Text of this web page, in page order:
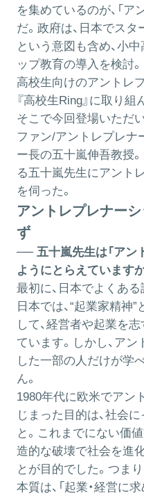
を集めているのが、「ア
だ。政府は、日本でス
という意図も含め、小
ップ教育の導入を検討
高校生向けのアントレ
『高校生Ring』に取り組
そこで今回登場いただ
ファン/アントレプレナ
ー長の五十嵐伸吾教授
る五十嵐先生にアント
を伺った。
アントレプレナー
ず
── 五十嵐先生は「アン
ようにとらえていますか
最初に、日本でよくあ
日本では、“起業家精神
して、経営者や起業を
ています。しかし、ア
した一部の人だけが学
ん。
1980年代に欧米でアン
じまった目的は、社会
と。これまでにない価
造的な破壊で社会を進
とが目的でした。つま
本質は、「起業・経営に